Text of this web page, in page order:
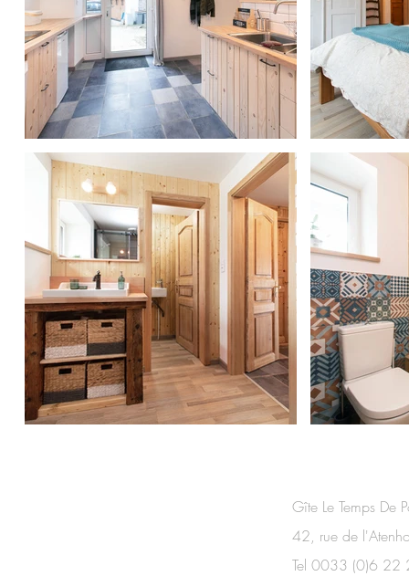
Gîte Le Temps De
42, rue de
Tel 0033 (0)6